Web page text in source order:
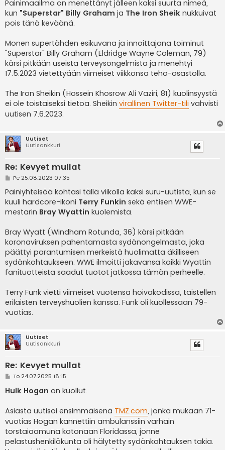
s
t
i
Painimaailma on menettänyt jälleen kaksi suurta nimeä,
kun "Superstar" Billy Graham ja The Iron Sheik nukkuivat
pois tänä keväänä.
Monen supertähden esikuvana ja innoittajana toiminut
"Superstar" Billy Graham (Eldridge Wayne Coleman, 79)
kärsi pitkään useista terveysongelmista ja menehtyi
17.5.2023 vietettyään viimeiset viikkonsa teho-osastolla.
The Iron Sheikin (Hossein Khosrow Ali Vaziri, 81) kuolinsyystä
ei ole toistaiseksi tietoa. Sheikin virallinen Twitter-tili vahvisti
uutisen 7.6.2023.
Uutiset
Uutisankkuri
Re: Kevyet mullat
V
e
s
t
i
Pe 25.08.2023 07:35
Painiyhteisöä kohtasi tällä viikolla kaksi suru-uutista, kun se
kuuli hardcore-ikoni Terry Funkin sekä entisen WWE-
mestarin Bray Wyattin kuolemista.
Bray Wyatt (Windham Rotunda, 36) kärsi pitkään
koronaviruksen pahentamasta sydänongelmasta, joka
päättyi parantumisen merkeistä huolimatta äkilliseen
sydänkohtaukseen. WWE ilmoitti jakavansa kaikki Wyattin
fanituotteista saadut tuotot jatkossa tämän perheelle.
Terry Funk vietti viimeiset vuotensa hoivakodissa, taistellen
erilaisten terveyshuolien kanssa. Funk oli kuollessaan 79-
vuotias.
Uutiset
Uutisankkuri
Re: Kevyet mullat
V
e
s
i
To 24.07.2025 18:15
Hulk Hogan on kuollut.
Asiasta uutisoi ensimmäisenä TMZ.com, jonka mukaan 71-
vuotias Hogan kannettiin ambulanssiin varhain
torstaiaamuna kotonaan Floridassa, jonne
pelastushenkilökunta oli hälytetty sydänkohtauksen takia.